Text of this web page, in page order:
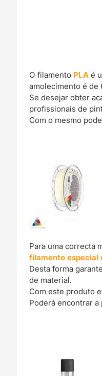
O filamento PLA é
amolecimento é de
Se desejar obter
profissionais de
Com o mesmo
Para uma correcta
filamento especial
Desta forma
de material.
Com este produto
Poderá encontrar